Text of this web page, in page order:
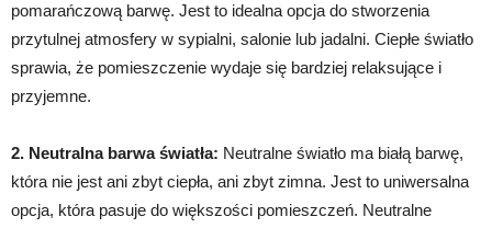
pomarańczową barwę. Jest to idealna opcja do stworzenia
przytulnej atmosfery w sypialni, salonie lub jadalni. Ciepłe światło
sprawia, że pomieszczenie wydaje się bardziej relaksujące i
przyjemne.
2. Neutralna barwa światła: Neutralne światło ma białą barwę,
która nie jest ani zbyt ciepła, ani zbyt zimna. Jest to uniwersalna
opcja, która pasuje do większości pomieszczeń. Neutralne